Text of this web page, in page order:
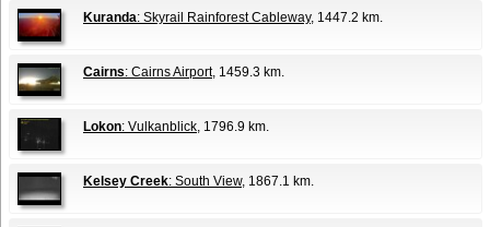
Kuranda: Skyrail Rainforest Cableway, 1447.2 km.
Cairns: Cairns Airport, 1459.3 km.
Lokon: Vulkanblick, 1796.9 km.
Kelsey Creek: South View, 1867.1 km.